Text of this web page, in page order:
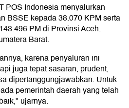
POS Indonesia menyalurkan
BSSE kepada 38.070 KPM serta
PM di Provinsi Aceh,
Barat.
karena penyaluran ini
juga tepat sasaran, prudent,
dipertanggungjawabkan. Untuk
pemerintah daerah yang telah
ujarnya.